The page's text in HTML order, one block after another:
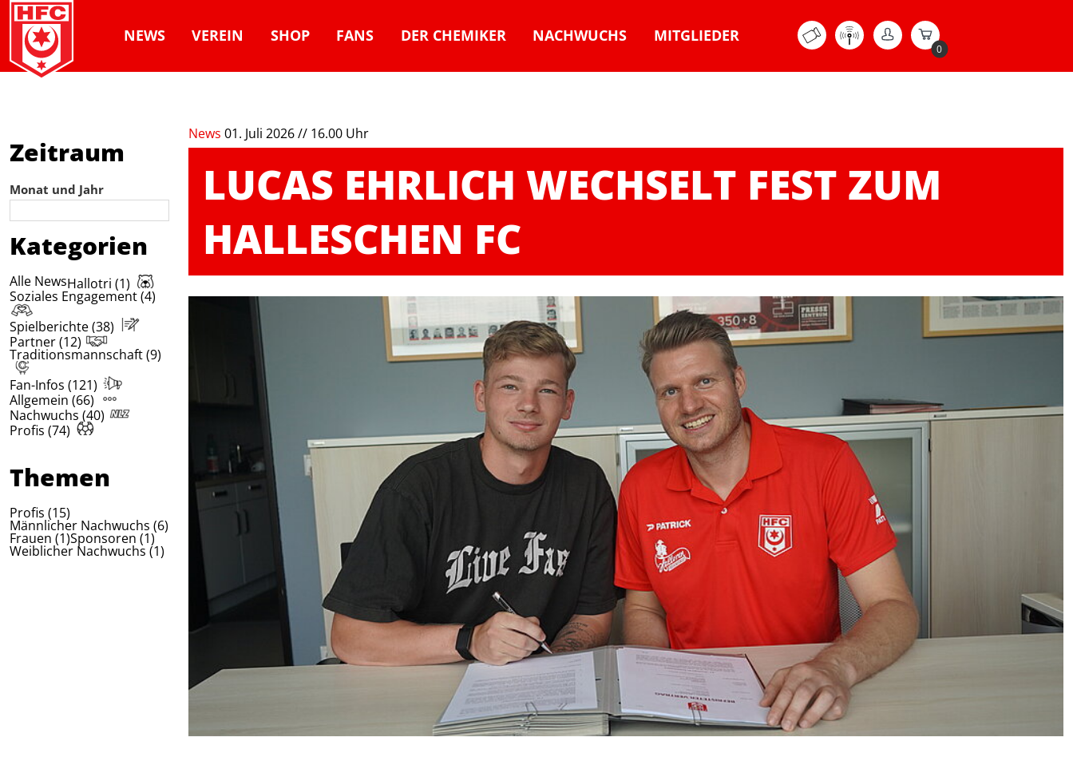
NEWS VEREIN SHOP FANS DER CHEMIKER NACHWUCHS MITGLIEDER
0
Zeitraum
Monat und Jahr
Kategorien
Alle NewsHallotri (1)
Soziales Engagement (4)
Spielberichte (38)
Partner (12)
Traditionsmannschaft (9)
Fan-Infos (121)
Allgemein (66)
Nachwuchs (40)
Profis (74)
Themen
Profis (15)
Männlicher Nachwuchs (6)
Frauen (1)Sponsoren (1)
Weiblicher Nachwuchs (1)
News 01. Juli 2026 // 16.00 Uhr
LUCAS EHRLICH WECHSELT FEST ZUM
HALLESCHEN FC